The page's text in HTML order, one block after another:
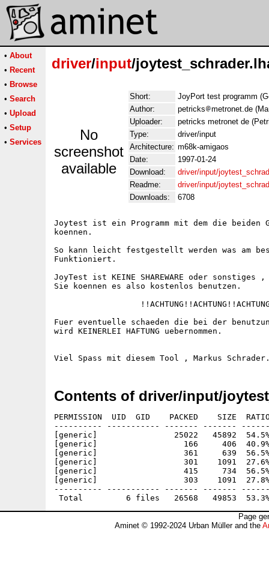
• About
• Recent
• Browse
• Search
• Upload
• Setup
• Services
driver/input/
No
screenshot
available
Short:
JoyPort test programm
Author:
petricks
metronet.de
Uploader:
petricks metronet de
Type:
driver/input
Architecture: m68k-amigaos
Date:
1997-01-24
Download:
driver/input/
Readme:
driver/input/
Downloads:
6708
Joytest ist ein Programm mit dem die beiden
koennen.
So kann leicht festgestellt werden was am
Funktioniert.
JoyTest ist KEINE SHAREWARE oder sonstiges ,
Sie koennen es also kostenlos benutzen.
Fuer eventuelle schaeden die bei der
wird KEINERLEI HAFTUNG uebernommen.
Contents of driver/input/
PERMISSION  UID  GID    PACKED    SIZE
---------- ----------- ------- -------
[generic]                25022   45892  54.5%
[generic]                  166     406  40.9% -
[generic]                  361     639  56.5% -
[generic]                  301    1091  27.6% -
[generic]                  415     734  56.5% -
[generic]                  303    1091  27.8% -
---------- ----------- ------- -------
Page
Aminet © 1992-2024 Urban Müller and the